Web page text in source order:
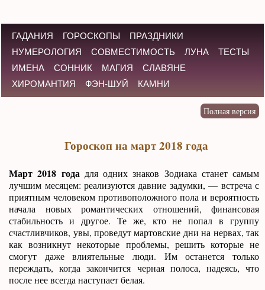
ГАДАНИЯ ГОРОСКОПЫ
ПРАЗДНИКИ
НУМЕРОЛОГИЯ
СОВМЕСТИМОСТЬ ЛУНА
ТЕСТЫ
ИМЕНА
СОННИК МАГИЯ
СЛАВЯНЕ
ХИРОМАНТИЯ
ФЭН-ШУЙ КАМНИ
Гороскоп на март 2018 года
Март 2018 года для одних знаков Зодиака станет самым
лучшим месяцем: реализуются давние задумки, — встреча с
приятным человеком противоположного пола и вероятность
начала новых романтических отношений, финансовая
стабильность и другое. Те же, кто не попал в группу
счастливчиков, увы, проведут мартовские дни на нервах, так
как возникнут некоторые проблемы, решить которые не
смогут даже влиятельные люди. Им останется только
переждать, когда закончится черная полоса, надеясь, что
после нее всегда наступает белая.